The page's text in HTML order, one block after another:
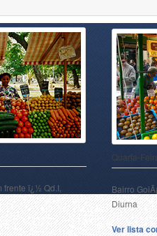
frente ï¿½ Qd.I,
Quarta-
Bairro
Diurna
Ver lista